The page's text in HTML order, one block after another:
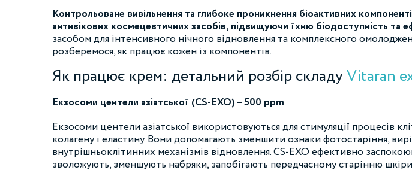
Контрольоване вивільнення та глибоке проникнення біоактивних
антивікових космецевтичних засобів, підвищуючи їхню біодоступність та
засобом для інтенсивного нічного відновлення та комплексного
розберемося, як працює кожен із компонентів.
Як працює крем: детальний розбір складуVitaran
Екзосоми центели азіатської (CS-EXO) – 500 ppm
Екзосоми центели азіатської використовуються для стимуляції процесів
колагену і еластину. Вони допомагають зменшити ознаки фотостаріння,
внутрішньоклітинних механізмів відновлення. CS-EXO ефективно
зволожують, зменшують набряки, запобігають передчасному старінню